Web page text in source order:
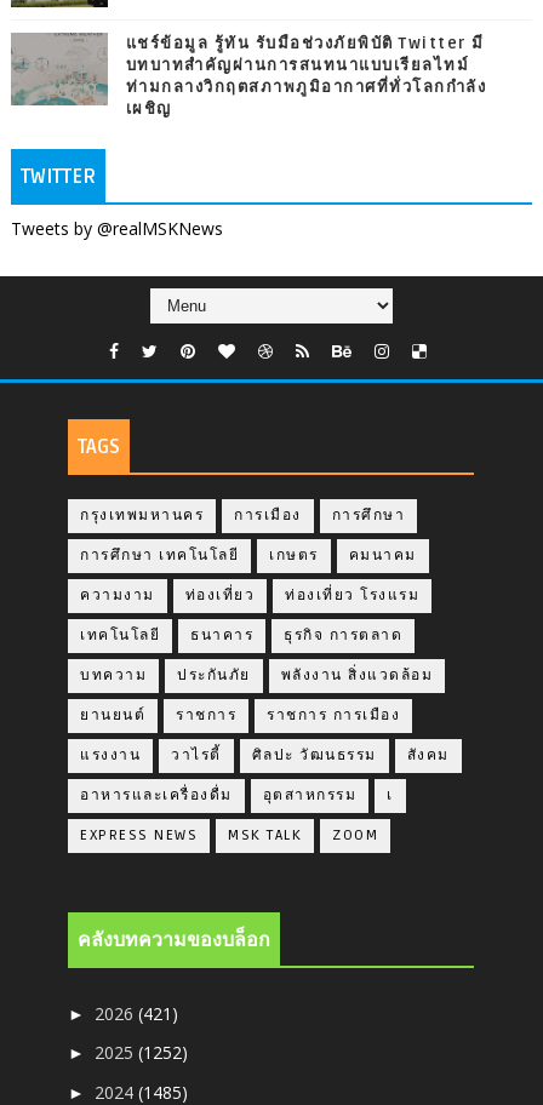
แชร์ข้อมูล รู้ทัน รับมือช่วงภัยพิบัติ Twitter มี
บทบาทสำคัญผ่านการสนทนาแบบเรียลไทม์
ท่ามกลางวิกฤตสภาพภูมิอากาศที่ทั่วโลกกำลัง
เผชิญ
TWITTER
Tweets by @realMSKNews
TAGS
กรุงเทพมหานคร การเมือง การศึกษา
การศึกษา เทคโนโลยี เกษตร คมนาคม
ความงาม ท่องเที่ยว ท่องเที่ยว โรงแรม
เทคโนโลยี ธนาคาร ธุรกิจ การตลาด
บทความ ประกันภัย พลังงาน สิ่งแวดล้อม
ยานยนต์ ราชการ ราชการ การเมือง
แรงงาน วาไรตี้ ศิลปะ วัฒนธรรม สังคม
อาหารและเครื่องดื่ม อุตสาหกรรม เ
EXPRESS NEWS MSK TALK ZOOM
คลังบทความของบล็อก
► 2026(421)
► 2025(1252)
► 2024(1485)